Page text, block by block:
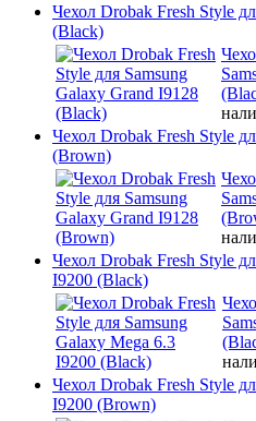
Чехол Drobak Fresh Style
(Black)
Чехол Drobak Fresh Style
(Brown)
Чехол Drobak Fresh Style
I9200 (Black)
Чехол Drobak Fresh Style
I9200 (Brown)